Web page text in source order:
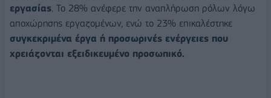
εργασίας. Το 28% ανέφερε την αναπλήρωση ρόλων λόγω
αποχώρησης εργαζομένων, ενώ το 23% επικαλέστηκε
συγκεκριμένα έργα ή προσωρινές ενέργειες που
χρειάζονται εξειδικευμένο προσωπικό.